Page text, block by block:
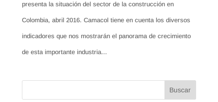
presenta la situación del sector de la construcción en
Colombia, abril 2016. Camacol tiene en cuenta los diversos
indicadores que nos mostrarán el panorama de crecimiento
de esta importante industria...